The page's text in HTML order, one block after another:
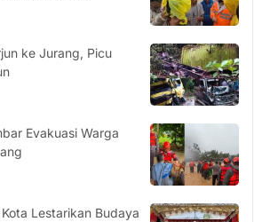
ke Jurang, Picu
Evakuasi Warga
Lestarikan Budaya